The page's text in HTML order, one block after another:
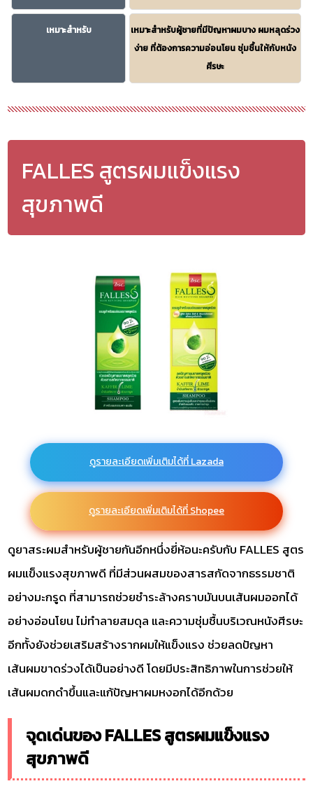
เหมาะสำหรับ
เหมาะสำหรับผู้ชายที่มีปัญหาผมบาง ผมหลุดร่วง
ง่าย ที่ต้องการความอ่อนโยน ชุ่มชื้นให้กับหนัง
ศีรษะ
FALLES สูตรผมแข็งแรง
สุขภาพดี
ดูรายละเอียดเพิ่มเติมได้ที่ Lazada
ดูรายละเอียดเพิ่มเติมได้ที่ Shopee
ดูยาสระผมสำหรับผู้ชายกันอีกหนึ่งยี่ห้อนะครับกับ FALLES สูตร
ผมแข็งแรงสุขภาพดี ที่มีส่วนผสมของสารสกัดจากธรรมชาติ
อย่างมะกรูด ที่สามารถช่วยชำระล้างคราบมันบนเส้นผมออกได้
อย่างอ่อนโยน ไม่ทำลายสมดุล และความชุ่มชื้นบริเวณหนังศีรษะ
อีกทั้งยังช่วยเสริมสร้างรากผมให้แข็งแรง ช่วยลดปัญหา
เส้นผมขาดร่วงได้เป็นอย่างดี โดยมีประสิทธิภาพในการช่วยให้
เส้นผมดกดำขึ้นและแก้ปัญหาผมหงอกได้อีกด้วย
จุดเด่นของ FALLES สูตรผมแข็งแรง
สุขภาพดี